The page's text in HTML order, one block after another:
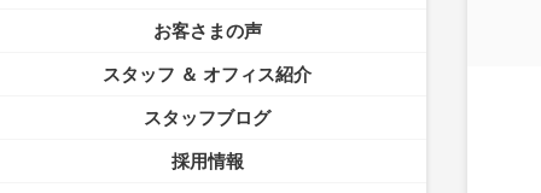
お客さまの声
スタッフ ＆ オフィス紹介
スタッフブログ
採用情報